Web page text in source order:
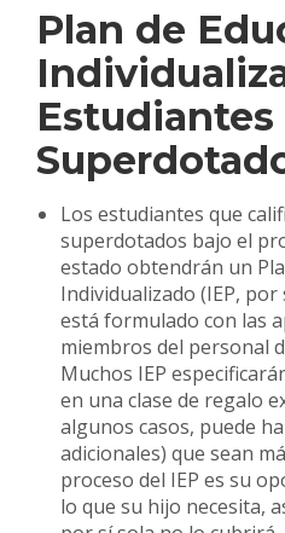
Plan de
Estudiantes
Los estudiantes que
superdotados bajo el
estado obtendrán un
Individualizado (IEP,
está formulado con las
miembros del personal
Muchos IEP
en una clase de regalo
algunos casos, puede
adicionales) que sean
proceso del IEP es su
lo que su hijo necesita,